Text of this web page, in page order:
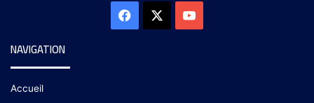
NAVIGATION
Accueil